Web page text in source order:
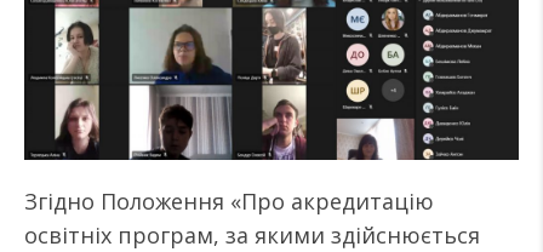
Згідно Положення «Про акредитацію
освітніх програм, за якими здійснюється